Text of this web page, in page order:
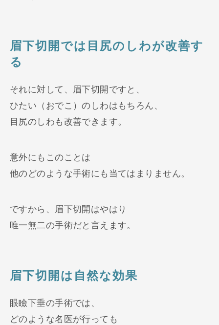
眉下切開では目尻のしわが改善す
る
それに対して、眉下切開ですと、
ひたい（おでこ）のしわはもちろん、
目尻のしわも改善できます。
意外にもこのことは
他のどのような手術にも当てはまりません。
ですから、眉下切開はやはり
唯一無二の手術だと言えます。
眉下切開は自然な効果
眼瞼下垂の手術では、
どのような名医が行っても